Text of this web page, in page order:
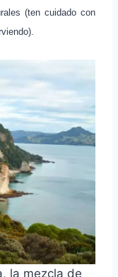
(ten cuidado con
la mezcla de